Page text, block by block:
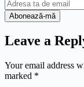
Leave a
Your email address
marked *